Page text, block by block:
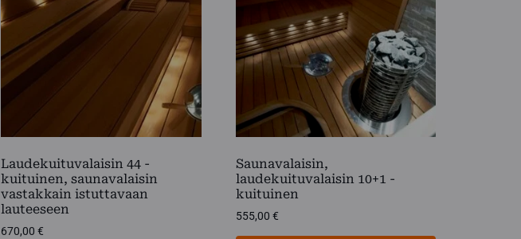
Laudekuituvalaisin 44 -
kuituinen, saunavalaisin
vastakkain istuttavaan
lauteeseen
670,00€
Saunavalaisin,
laudekuituvalaisin 10+1 -
kuituinen
555,00€